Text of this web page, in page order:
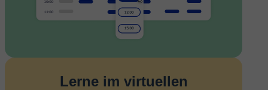
Lerne im virtuellen